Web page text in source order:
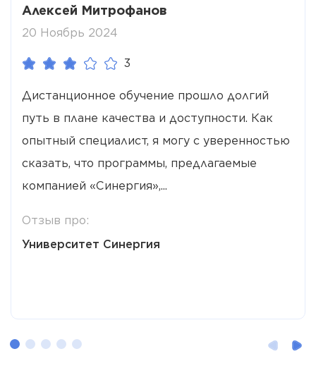
Алексей Митрофанов
20 Ноябрь 2024
3
Дистанционное обучение прошло долгий
путь в плане качества и доступности. Как
опытный специалист, я могу с уверенностью
сказать, что программы, предлагаемые
компанией «Синергия»,...
Отзыв про:
Университет Синергия